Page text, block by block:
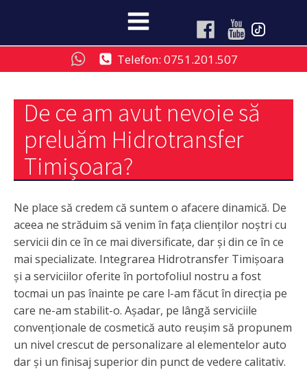
Telefon: 0751.201.507
De ce am avut nevoie să
preluăm Hidrotransfer
Timișoara?
Ne place să credem că suntem o afacere dinamică. De
aceea ne străduim să venim în fața clienților noștri cu
servicii din ce în ce mai diversificate, dar și din ce în ce
mai specializate. Integrarea Hidrotransfer Timișoara
și a serviciilor oferite în portofoliul nostru a fost
tocmai un pas înainte pe care l-am făcut în direcția pe
care ne-am stabilit-o. Așadar, pe lângă serviciile
convenționale de cosmetică auto reușim să propunem
un nivel crescut de personalizare al elementelor auto
dar și un finisaj superior din punct de vedere calitativ.